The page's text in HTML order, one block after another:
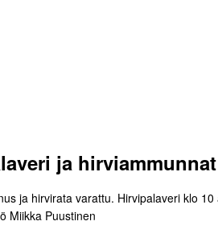
ja hirviammunnat
ja hirvirata varattu. Hirvipalaveri klo
Miikka Puustinen